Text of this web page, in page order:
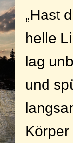
„Hast
helle
lag
und
Körper